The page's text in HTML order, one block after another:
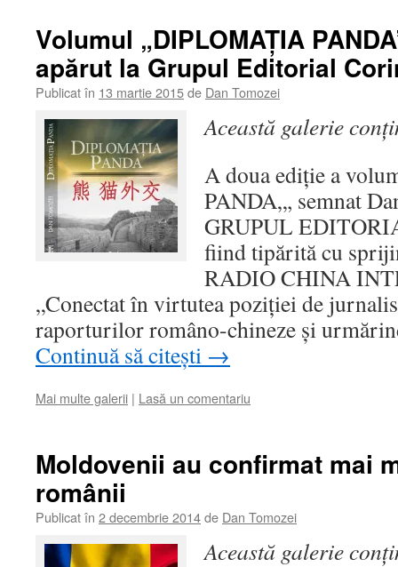
Volumul „DIPLOMAȚIA
apărut la Grupul Editorial
Publicat în 13 martie 2015de Dan Tomozei
Această galerie
A doua ediție a
PANDA„, semnat
GRUPUL
fiind tipărită cu
RADIO CHINA
„Conectat în virtutea poziţiei de
raporturilor româno-chineze şi
Continuă să citești →
Mai multe galerii | Lasă un comentariu
Moldovenii au confirmat mai
românii
Publicat în 2 decembrie 2014de Dan Tomozei
Această galerie